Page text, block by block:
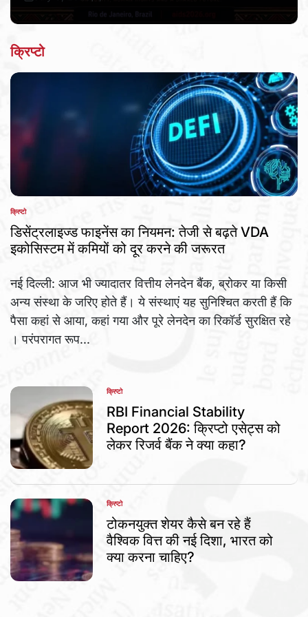
Post
By:
क्रिप्टो
POSTED
IN
क्रिप्टो
डिसेंट्रलाइज्ड फाइनेंस का नियमन: तेजी से बढ़ते VDA
इकोसिस्टम में कमियों को दूर करने की जरूरत
नई दिल्ली: आज भी ज्यादातर वित्तीय लेनदेन बैंक, ब्रोकर या किसी
अन्य संस्था के जरिए होते हैं। ये संस्थाएं यह सुनिश्चित करती हैं कि
पैसा कहां से आया, कहां गया और पूरे लेनदेन का रिकॉर्ड सुरक्षित रहे
। परंपरागत रूप...
POSTED
IN
क्रिप्टो
RBI Financial Stability
Report 2026: क्रिप्टो एसेट्स को
लेकर रिजर्व बैंक ने क्या कहा?
POSTED
IN
क्रिप्टो
टोकनयुक्त शेयर कैसे बन रहे हैं
वैश्विक वित्त की नई दिशा, भारत को
क्या करना चाहिए?